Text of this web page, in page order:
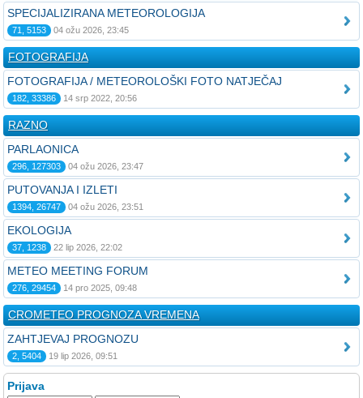
SPECIJALIZIRANA METEOROLOGIJA
71, 5153 04 ožu 2026, 23:45
FOTOGRAFIJA
FOTOGRAFIJA / METEOROLOŠKI FOTO NATJEČAJ
182, 33386 14 srp 2022, 20:56
RAZNO
PARLAONICA
296, 127303 04 ožu 2026, 23:47
PUTOVANJA I IZLETI
1394, 26747 04 ožu 2026, 23:51
EKOLOGIJA
37, 1238 22 lip 2026, 22:02
METEO MEETING FORUM
276, 29454 14 pro 2025, 09:48
CROMETEO PROGNOZA VREMENA
ZAHTJEVAJ PROGNOZU
2, 5404 19 lip 2026, 09:51
Prijava